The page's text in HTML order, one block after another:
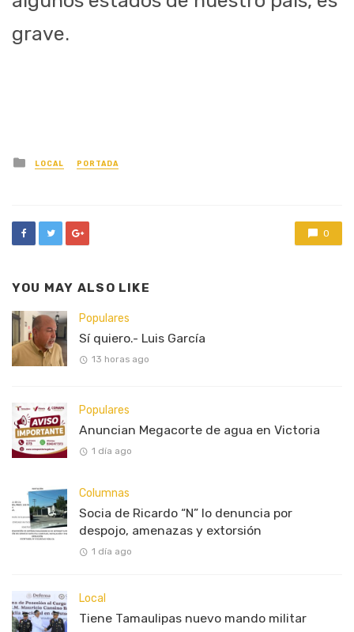
grave.
Posted
in
LOCAL PORTADA
0
YOU MAY ALSO LIKE
Populares
Sí quiero.- Luis García
13 horas ago
Populares
Anuncian Megacorte de agua en Victoria
1 día ago
Columnas
Socia de Ricardo “N” lo denuncia por
despojo, amenazas y extorsión
1 día ago
Local
Tiene Tamaulipas nuevo mando militar